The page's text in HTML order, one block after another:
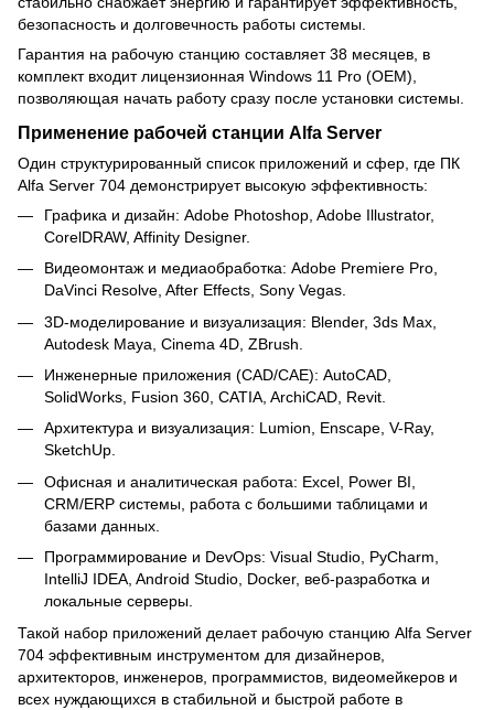
безопасность и долговечность работы системы.
Гарантия на рабочую станцию ​​составляет 38 месяцев, в
комплект входит лицензионная Windows 11 Pro (OEM),
позволяющая начать работу сразу после установки системы.
Применение рабочей станции Alfa Server
Один структурированный список приложений и сфер, где ПК
Alfa Server 704 демонстрирует высокую эффективность:
Графика и дизайн: Adobe Photoshop, Adobe Illustrator,
CorelDRAW, Affinity Designer.
Видеомонтаж и медиаобработка: Adobe Premiere Pro,
DaVinci Resolve, After Effects, Sony Vegas.
3D-моделирование и визуализация: Blender, 3ds Max,
Autodesk Maya, Cinema 4D, ZBrush.
Инженерные приложения (CAD/CAE): AutoCAD,
SolidWorks, Fusion 360, CATIA, ArchiCAD, Revit.
Архитектура и визуализация: Lumion, Enscape, V-Ray,
SketchUp.
Офисная и аналитическая работа: Excel, Power BI,
CRM/ERP системы, работа с большими таблицами и
базами данных.
Программирование и DevOps: Visual Studio, PyCharm,
IntelliJ IDEA, Android Studio, Docker, веб-разработка и
локальные серверы.
Такой набор приложений делает рабочую станцию ​​Alfa Server
704 эффективным инструментом для дизайнеров,
архитекторов, инженеров, программистов, видеомейкеров и
всех нуждающихся в стабильной и быстрой работе в